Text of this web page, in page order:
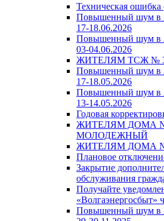
Техническая
Повышенный шум в
17-18.06.2026
Повышенный шум в
03-04.06.2026
ЖИТЕЛЯМ ТСЖ №
Повышенный шум в
17-18.05.2026
Повышенный шум в
13-14.05.2026
Годовая
ЖИТЕЛЯМ ДОМА №
МОЛОДЕЖНЫЙ
ЖИТЕЛЯМ ДОМА
Плановое
Закрытие
обслуживания
Получайте
«Волгаэнергосбыт»
Повышенный шум в